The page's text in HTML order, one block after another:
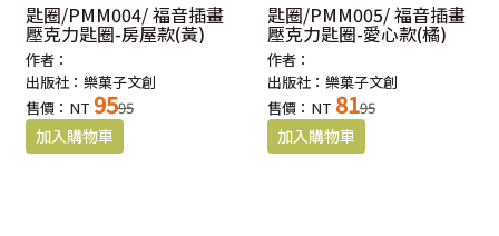
匙圈/PMM004/ 福音插畫
壓克力匙圈-房屋款(黃)
作者：
出版社：樂菓子文創
售價：NT 9595
匙圈/PMM005/ 福音插畫
壓克力匙圈-愛心款(橘)
作者：
出版社：樂菓子文創
售價：NT 8195